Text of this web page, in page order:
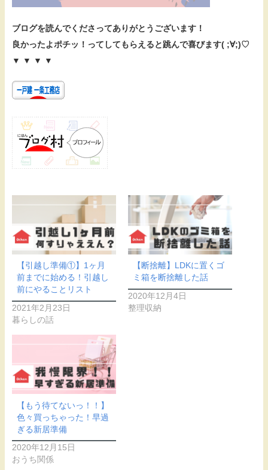
ブログを読んでくださってありがとうございます！
良かったよポチッ！ってしてもらえると跳んで喜びます( ;∀;)♡
▼ ▼ ▼ ▼
【引越し準備①】1ヶ月
前までに始める！引越し
前にやることリスト
2021年2月23日
暮らしの話
【断捨離】LDKに置くゴ
ミ箱を断捨離した話
2020年12月4日
整理収納
【もう待てないっ！！】
色々買っちゃった！早過
ぎる新居準備
2020年12月15日
おうち関係